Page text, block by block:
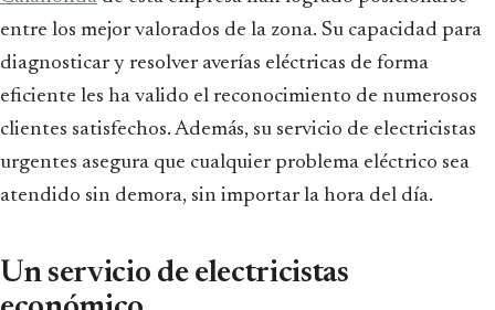
entre los mejor valorados de la zona. Su capacidad para
diagnosticar y resolver averías eléctricas de forma
eficiente les ha valido el reconocimiento de numerosos
clientes satisfechos. Además, su servicio de electricistas
urgentes asegura que cualquier problema eléctrico sea
atendido sin demora, sin importar la hora del día.
Un servicio de electricistas